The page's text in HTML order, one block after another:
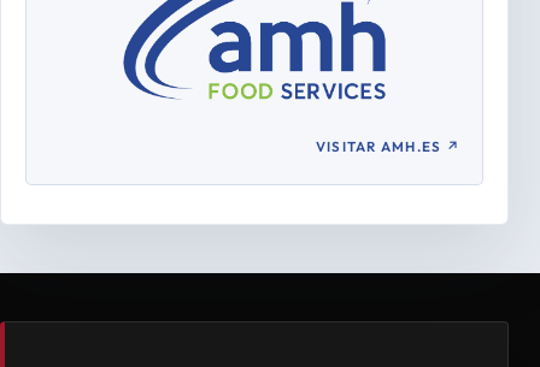
VISITAR AMH.ES ↗